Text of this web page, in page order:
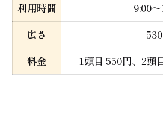
利用時間
9:00
広さ
料金
1頭目 550円、2頭